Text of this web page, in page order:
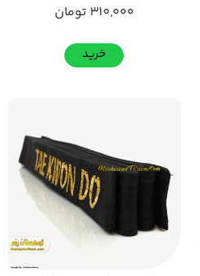
310,000 تومان
خرید